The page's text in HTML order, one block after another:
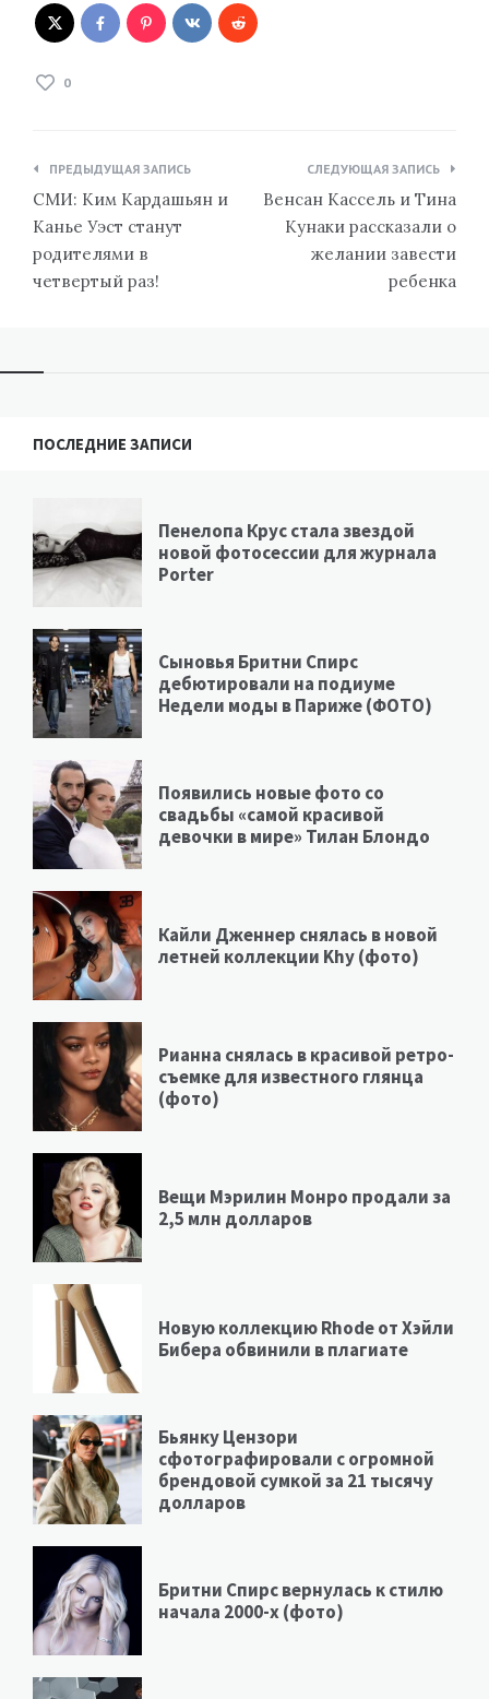
0
Навигация
по
записям
ПРЕДЫДУЩАЯ ЗАПИСЬ
СМИ: Ким Кардашьян и
Канье Уэст станут
родителями в
четвертый раз!
СЛЕДУЮЩАЯ ЗАПИСЬ
Венсан Кассель и Тина
Кунаки рассказали о
желании завести
ребенка
ПОСЛЕДНИЕ ЗАПИСИ
Пенелопа Крус стала звездой
новой фотосессии для журнала
Porter
Сыновья Бритни Спирс
дебютировали на подиуме
Недели моды в Париже (ФОТО)
Появились новые фото со
свадьбы «самой красивой
девочки в мире» Тилан Блондо
Кайли Дженнер снялась в новой
летней коллекции Khy (фото)
Рианна снялась в красивой ретро-
съемке для известного глянца
(фото)
Вещи Мэрилин Монро продали за
2,5 млн долларов
Новую коллекцию Rhode от Хэйли
Бибера обвинили в плагиате
Бьянку Цензори
сфотографировали с огромной
брендовой сумкой за 21 тысячу
долларов
Бритни Спирс вернулась к стилю
начала 2000-х (фото)